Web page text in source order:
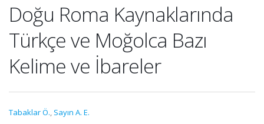
Doğu Roma Kaynaklarında
Türkçe ve Moğolca Bazı
Kelime ve İbareler
Tabaklar Ö., Sayın A. E.